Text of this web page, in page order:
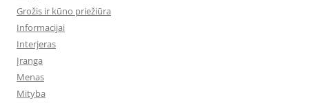
Grožis ir kūno priežiūra
Informacijai
Interjeras
Įranga
Menas
Mityba